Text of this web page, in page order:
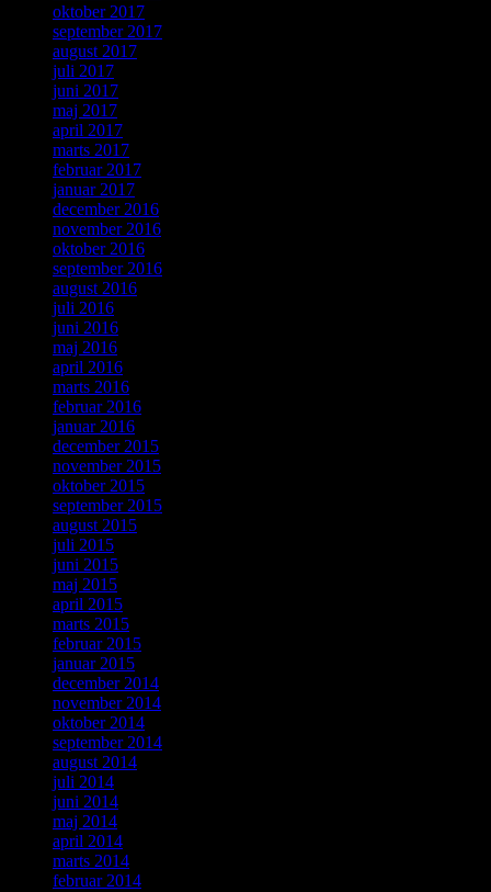
oktober 2017
september 2017
august 2017
juli 2017
juni 2017
maj 2017
april 2017
marts 2017
februar 2017
januar 2017
december 2016
november 2016
oktober 2016
september 2016
august 2016
juli 2016
juni 2016
maj 2016
april 2016
marts 2016
februar 2016
januar 2016
december 2015
november 2015
oktober 2015
september 2015
august 2015
juli 2015
juni 2015
maj 2015
april 2015
marts 2015
februar 2015
januar 2015
december 2014
november 2014
oktober 2014
september 2014
august 2014
juli 2014
juni 2014
maj 2014
april 2014
marts 2014
februar 2014